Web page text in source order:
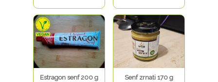
Estragon senf 200 g Senf zrnati 170 g